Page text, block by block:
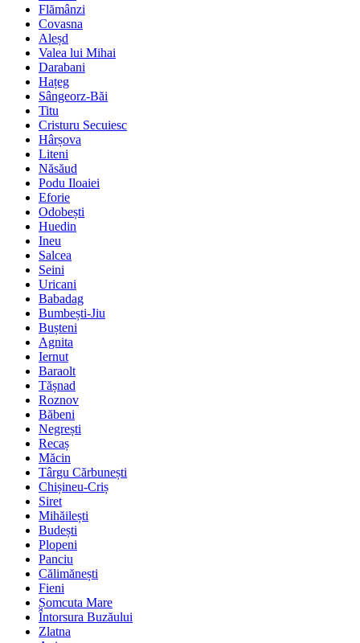
Flămânzi
Covasna
Aleșd
Valea lui Mihai
Darabani
Hațeg
Sângeorz-Băi
Titu
Cristuru Secuiesc
Hârșova
Liteni
Năsăud
Podu Iloaiei
Eforie
Odobești
Huedin
Ineu
Salcea
Seini
Uricani
Babadag
Bumbești-Jiu
Bușteni
Agnita
Iernut
Baraolt
Tășnad
Roznov
Băbeni
Negrești
Recaș
Măcin
Târgu Cărbunești
Chișineu-Criș
Siret
Mihăilești
Budești
Plopeni
Panciu
Călimănești
Fieni
Șomcuta Mare
Întorsura Buzăului
Zlatna